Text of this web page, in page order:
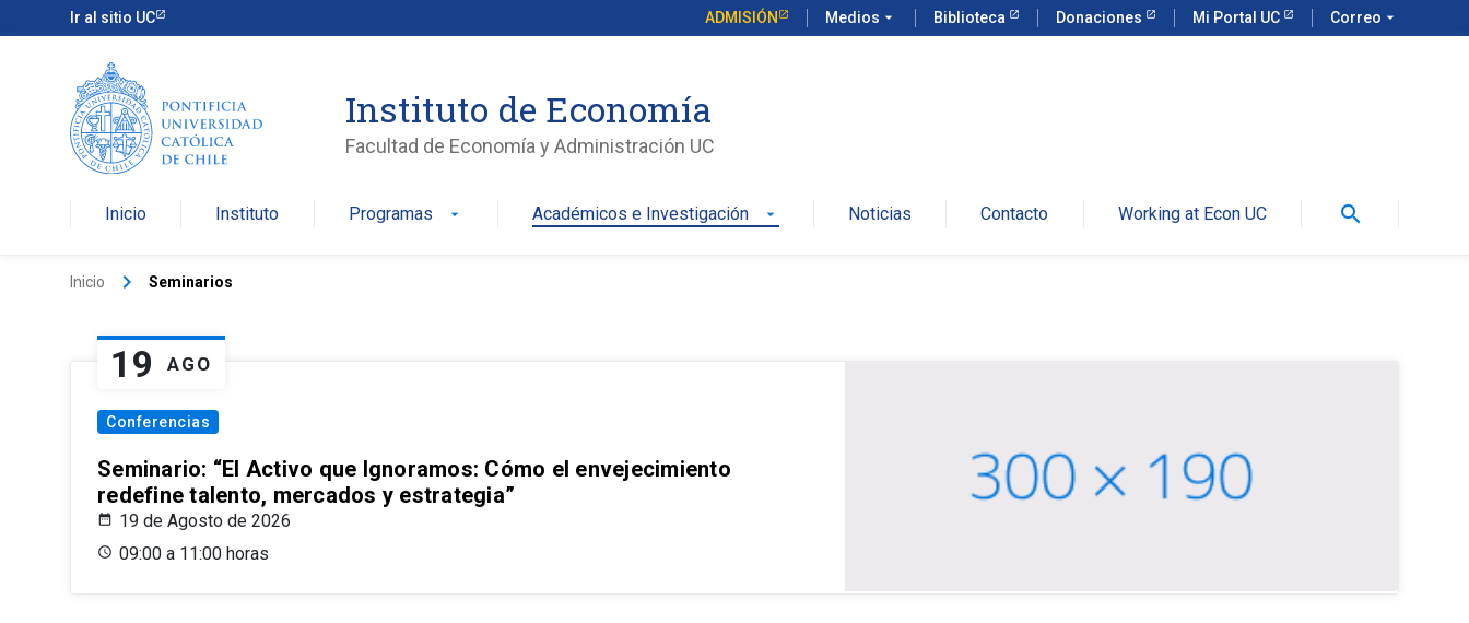
Ir al sitio UC ADMISIÓN Medios arrow_drop_down Biblioteca Donaciones Mi Portal UC Correo arrow_drop_down
Instituto de Economía
Facultad de Economía y Administración UC
Inicio Instituto Programas arrow_drop_down Académicos e Investigación arrow_drop_down Noticias Contacto Working at Econ UC search
Inicio keyboard_arrow_right Seminarios
19 AGO
Conferencias
Seminario: “El Activo que Ignoramos: Cómo el envejecimiento
redefine talento, mercados y estrategia”
19 de Agosto de 2026
09:00 a 11:00 horas